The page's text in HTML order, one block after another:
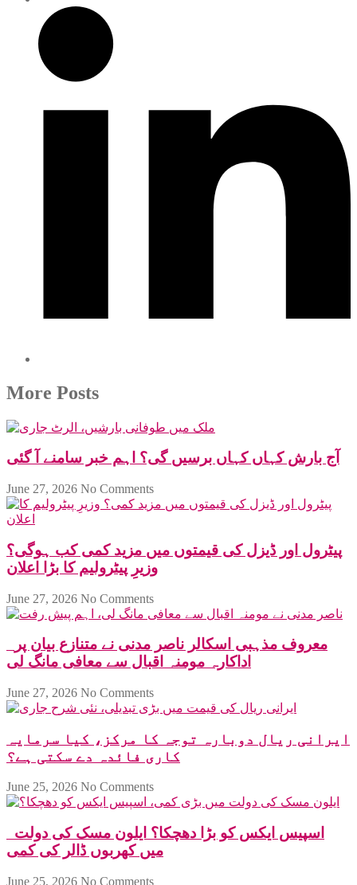
More Posts
آج بارش کہاں کہاں برسیں گی؟ اہم خبر سامنے آ گئی
June 27, 2026 No Comments
پیٹرول اور ڈیزل کی قیمتوں میں مزید کمی کب ہوگی؟
وزیرِ پیٹرولیم کا بڑا اعلان
June 27, 2026 No Comments
اداکارہ مومنہ اقبال سے معافی مانگ لی
June 27, 2026 No Comments
ایرانی ریال دوبارہ توجہ کا مرکز، کیا سرمایہ
کاری فائدہ دے سکتی ہے؟
June 25, 2026 No Comments
میں کھربوں ڈالر کی کمی
June 25, 2026 No Comments